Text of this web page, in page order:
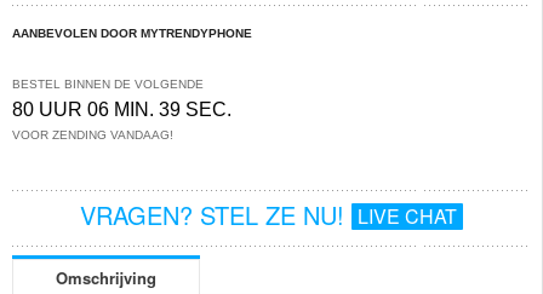
AANBEVOLEN DOOR MYTRENDYPHONE
BESTEL BINNEN DE VOLGENDE
80 UUR 06 MIN. 38 SEC.
VOOR ZENDING VANDAAG!
VRAGEN? STEL ZE NU! LIVE CHAT
Omschrijving